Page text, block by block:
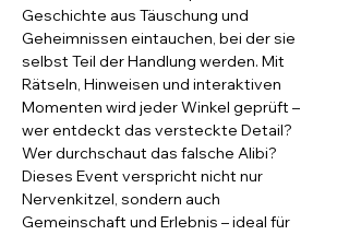
Geschichte aus Täuschung und
Geheimnissen eintauchen, bei der sie
selbst Teil der Handlung werden. Mit
Rätseln, Hinweisen und interaktiven
Momenten wird jeder Winkel geprüft –
wer entdeckt das versteckte Detail?
Wer durchschaut das falsche Alibi?
Dieses Event verspricht nicht nur
Nervenkitzel, sondern auch
Gemeinschaft und Erlebnis – ideal für